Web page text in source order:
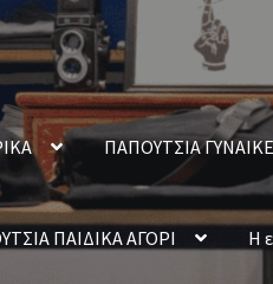
ΠΑΠΟΥΤΣΙΑ
ΠΑΙΔΙΚΑ ΑΓΟΡΙ Η